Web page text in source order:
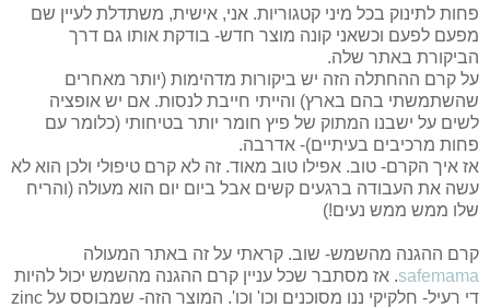
פחות לתינוק בכל מיני קטגוריות. אני, אישית, משתדלת לעיין שם
מפעם לפעם וכשאני קונה מוצר חדש- בודקת אותו גם דרך
הביקורת באתר שלה.
על קרם ההחתלה הזה יש ביקורות מדהימות (יותר מאחרים
שהשתמשתי בהם בארץ) והייתי חייבת לנסות. אם יש אופציה
לשים על ישבנו המתוק של פיץ חומר יותר בטיחותי (כלומר עם
פחות מרכיבים בעיתיים)- אדרבה.
אז איך הקרם- טוב. אפילו טוב מאוד. זה לא קרם טיפולי ולכן הוא לא
עשה את העבודה ברגעים קשים אבל ביום יום הוא מעולה (והריח
שלו ממש ממש נעים!)
קרם ההגנה מהשמש- שוב. קראתי על זה באתר המעולה
safemama. אז מסתבר שכל עניין קרם ההגנה מהשמש יכול להיות
די רעיל- חלקיקי ננו מסוכנים וכו' וכו'. המוצר הזה- שמבוסס על zinc